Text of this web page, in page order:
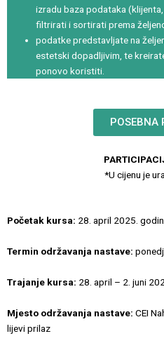
izradu baza podataka
filtrirati i sortirati prema
podatke predstavljate na
estetski dopadljivim, te
ponovo koristiti.
POSEBNA
*U cijenu je
Početak kursa: 28. april 2025.
Termin održavanja nastave:
Trajanje kursa: 28. april – 2. juni
Mjesto održavanja nastave: CEI
lijevi prilaz